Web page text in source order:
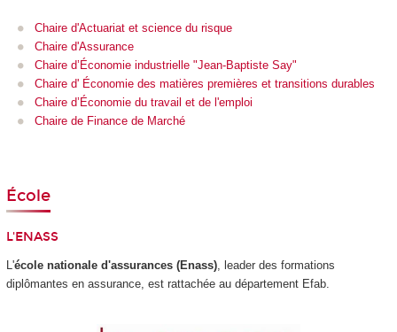
Chaire d'Actuariat et science du risque
Chaire d'Assurance
Chaire d’Économie industrielle "Jean-Baptiste Say"
Chaire d' Économie des matières premières et transitions durables
Chaire d’Économie du travail et de l'emploi
Chaire de Finance de Marché
École
L'ENASS
L'école nationale d'assurances (Enass), leader des formations
diplômantes en assurance, est rattachée au département Efab.